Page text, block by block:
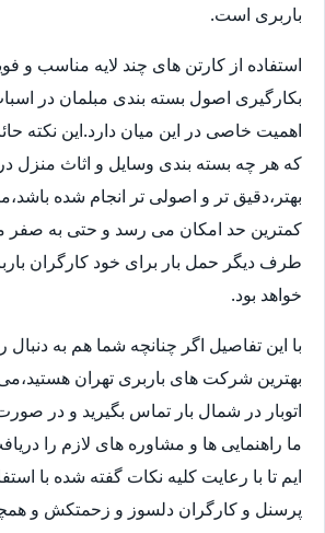
باربری است.
استفاده از کارتن های چند لایه مناسب و
بکارگیری اصول بسته بندی مبلمان در
اهمیت خاصی در این میان دارد.این نکته
که هر چه بسته بندی وسایل و اثاث منزل
بهتر،دقیق تر و اصولی تر انجام شده
کمترین حد امکان می رسد و حتی به صفر
طرف دیگر حمل بار برای خود کارگران
خواهد بود.
با این تفاصیل اگر چنانچه شما هم به دنبال
بهترین شرکت های باربری تهران
اتوبار در شمال بار تماس بگیرید و در
ما راهنمایی ها و مشاوره های لازم را
ایم تا با رعایت کلیه نکات گفته شده با
پرسنل و کارگران دلسوز و زحمتکش و